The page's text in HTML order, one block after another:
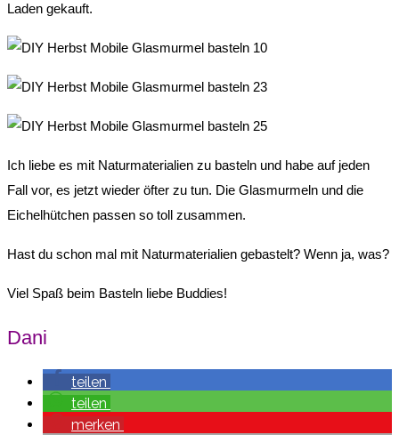
Laden gekauft.
Ich liebe es mit Naturmaterialien zu basteln und habe auf jeden
Fall vor, es jetzt wieder öfter zu tun. Die Glasmurmeln und die
Eichelhütchen passen so toll zusammen.
Hast du schon mal mit Naturmaterialien gebastelt? Wenn ja, was?
Viel Spaß beim Basteln liebe Buddies!
Dani
teilen
teilen
merken